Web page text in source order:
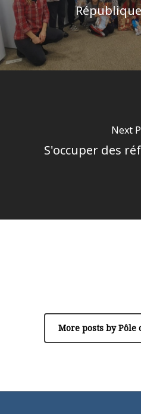
Next
S'occuper des
More posts by